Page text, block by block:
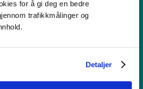
for å gi deg en bedre
trafikkmålinger og
Detaljer